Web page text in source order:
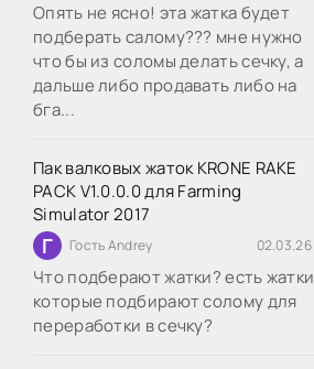
Опять не ясно! эта жатка будет
подберать салому??? мне нужно
что бы из соломы делать сечку, а
дальше либо продавать либо на
бга...
Пак валковых жаток KRONE RAKE
PACK V1.0.0.0 для Farming
Simulator 2017
Г Гость Andrey 02.03.26
Что подберают жатки? есть жатки
которые подбирают солому для
переработки в сечку?